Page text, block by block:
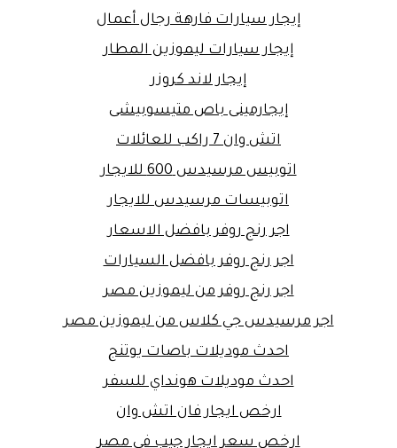
إيجار سيارات فارهة رجال أعمال
إيجار سيارات ليموزين المطار
إيجار لاند كروزر
إيجارمينى باص متيسوبيشى
اتش وان 7 راكب للعائلات
اتوبيس مرسيدس 600 للايجار
اتوبيسات مرسيدس للايجار
اجر رنج روفر بافضل الاسعار
اجر رنج روفر بافضل السيارات
اجر رنج روفر من ليموزين مصر
اجر مرسيدس جي كلاس من ليموزين مصر
احدث موديلات باصات يوتنج
احدث موديلات هونداي للسفر
ارخص ايجار فان اتش وان
ارخص سعر ايجار جيب في مصر